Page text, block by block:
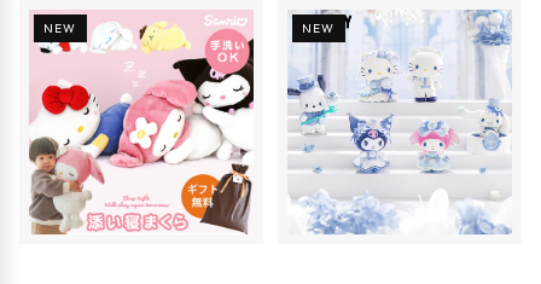
NEW NEW